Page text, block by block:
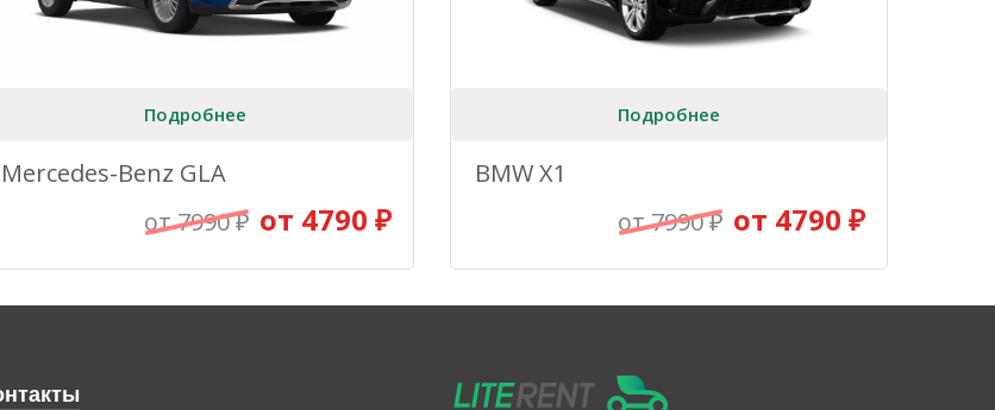
Подробнее
Mercedes-Benz GLA
от 7990 ₽ от 4790 ₽
Подробнее
BMW X1
от 7990 ₽ от 4790 ₽